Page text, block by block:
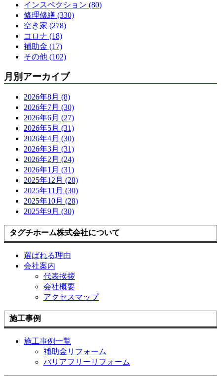
インスペクション (80)
修理修繕 (330)
空き家 (278)
コロナ (18)
補助金 (17)
その他 (102)
月別アーカイブ
2026年8月 (8)
2026年7月 (30)
2026年6月 (27)
2026年5月 (31)
2026年4月 (30)
2026年3月 (31)
2026年2月 (24)
2026年1月 (31)
2025年12月 (28)
2025年11月 (30)
2025年10月 (28)
2025年9月 (30)
タグチホーム株式会社について
選ばれる理由
会社案内
代表挨拶
会社概要
アクセスマップ
施工事例
施工事例一覧
補助金リフォーム
バリアフリーリフォーム